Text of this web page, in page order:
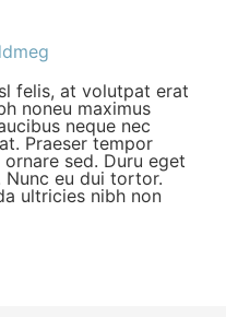
felis, at volutpat erat
noneu maximus
neque nec
Praeser tempor
sed. Duru eget
Nunc eu dui tortor.
ultricies nibh non